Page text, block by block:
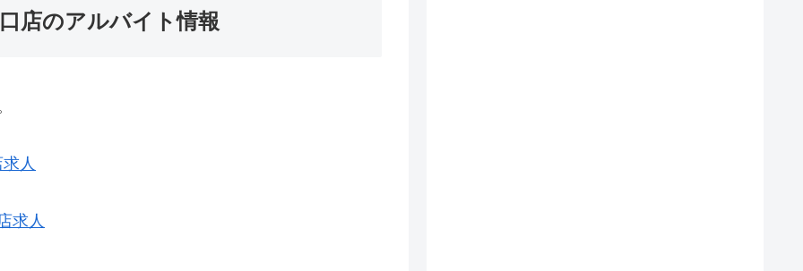
店のアルバイト情報
人
求人